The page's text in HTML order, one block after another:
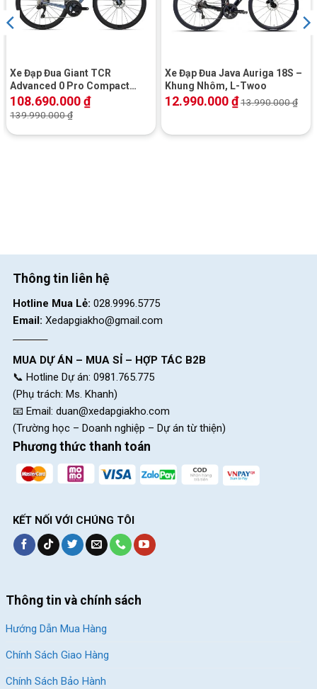
Bánh xe thiết kế đặc biệt và hiệu suất cao
Smoothie 700*25C và vành nhôm 2 lớp 38mm, giúp đảm bảo
an toàn và truyền động mạnh mẽ. Thiết kế này hỗ trợ phần
phuộc và tạo ra chuyển động trơn tru trên mọi loại địa hình.
Tay lái nhôm đúc và thiết kế ghi đông độc đáo
Bộ tay lái với ghi đông và pô tăng làm từ nhôm đúc nguyên khối
giúp giảm trọng lượng, mang lại cảm giác lái thoải mái và dễ
dàng. Ghi đông cong đặc biệt cho phép kết hợp với phần tay
phanh chuyên dụng, tạo ra sự linh hoạt và thoải mái khi lái Xe
Đạp Đua Satako Mumar.
Ghi đông và pô tăng làm từ nhôm đúc nguyên khối
Xe Đạp Đua Giant TCR
Advanced 0 Pro Compact
2025
108.690.000₫
139.990.000₫
Xe Đạp Đua Java Auriga 18S –
Khung Nhôm, L-Twoo
12.990.000₫13.990.000₫
Thông tin liên hệ
Hotline Mua Lẻ: 028.9996.5775
Email: Xedapgiakho@gmail.com
MUA DỰ ÁN – MUA SỈ – HỢP TÁC B2B
📞 Hotline Dự án: 0981.765.775
(Phụ trách: Ms. Khanh)
📧 Email: duan@xedapgiakho.com
(Trường học – Doanh nghiệp – Dự án từ thiện)
Phương thức thanh toán
KẾT NỐI VỚI CHÚNG TÔI
Thông tin và chính sách
Hướng Dẫn Mua Hàng
Chính Sách Giao Hàng
Chính Sách Bảo Hành